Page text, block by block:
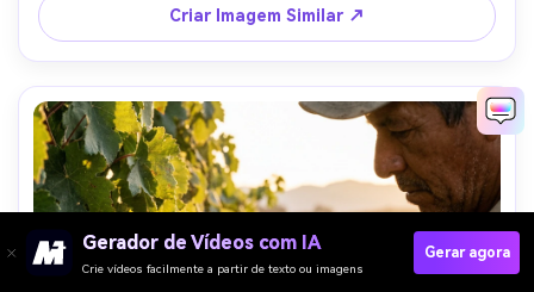
e nas mãos --ar 4:5
Criar Imagem Similar ↗
Gerador de Vídeos com IA
Crie vídeos facilmente a partir de texto ou imagens
Gerar agora